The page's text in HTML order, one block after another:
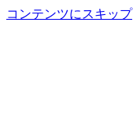
コンテンツにスキップ